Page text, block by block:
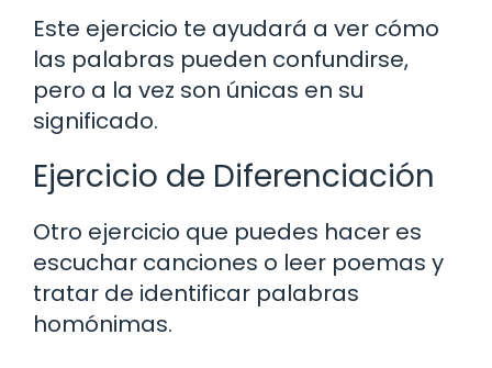
Este ejercicio te ayudará a ver cómo
las palabras pueden confundirse,
pero a la vez son únicas en su
significado.
Ejercicio de Diferenciación
Otro ejercicio que puedes hacer es
escuchar canciones o leer poemas y
tratar de identificar palabras
homónimas.